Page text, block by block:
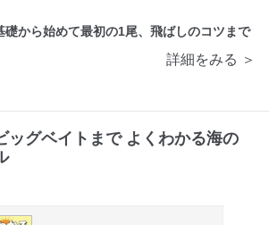
から始めて最初の1尾、飛ばしのコツまで
詳細をみる ＞
ッグベイトまで よくわかる海の